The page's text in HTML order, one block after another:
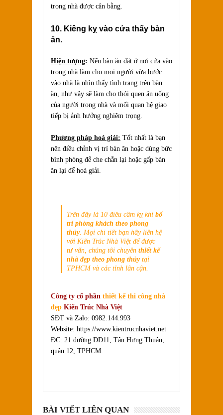
trong nhà được cân bằng.
10. Kiêng kỵ vào cửa thấy bàn
ăn.
Hiện tượng: Nếu bàn ăn đặt ở nơi cửa vào
trong nhà làm cho mọi người vừa bước
vào nhà là nhìn thấy tình trạng trên bàn
ăn, như vậy sẽ làm cho thói quen ăn uống
của người trong nhà và mối quan hệ giao
tiếp bị ảnh hưởng nghiêm trọng.
Phương pháp hoá giải: Tốt nhất là bạn
nên điều chỉnh vị trí bàn ăn hoặc dùng bức
bình phòng để che chắn lại hoặc gấp bàn
ăn lại để hoá giải.
Trên đây là 10 điều cấm kỵ khi bố
trí phòng khách theo phong
thủy. Mọi chi tiết bạn hãy liên hệ
với Kiến Trúc Nhà Việt để được
tư vấn, chúng tôi chuyên thiết kế
nhà đẹp theo phong thủytại
TPHCM và các tỉnh lân cận.
Công ty cổ phần thiết kế thi công nhà
đẹp Kiến Trúc Nhà Việt
SĐT và Zalo: 0982.144.993
Website: https://www.kientrucnhaviet.net
ĐC: 21 đường DD11, Tân Hưng Thuận,
quận 12, TPHCM.
BÀI VIẾT LIÊN QUAN